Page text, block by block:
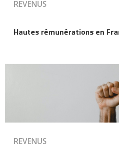
REVENUS
Hautes rémunérations en
REVENUS